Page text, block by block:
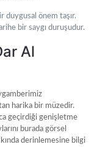
duygusal önem taşır.
bir saygı duruşudur.
Al
harika bir müzedir.
geçirdiği genişletme
burada görsel
derinlemesine bilgi